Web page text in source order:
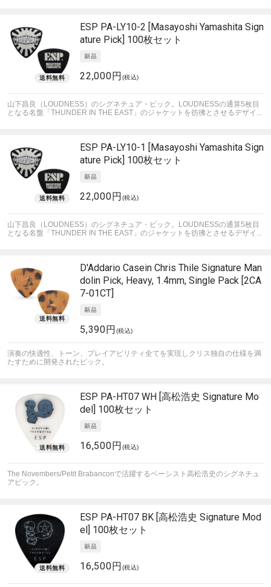
ESP PA-LY10-2 [Masayoshi Yamashita Sign
ature Pick] 100枚セット
22,000円 (税込)
山下昌良（LOUDNESS）のシグネチュア・ピック。LOUDNESSの通算5枚目
となる名盤「THUNDER IN THE EAST」のジャケットを彷彿とさせるデザイ...
ESP PA-LY10-1 [Masayoshi Yamashita Sign
ature Pick] 100枚セット
22,000円 (税込)
山下昌良（LOUDNESS）のシグネチュア・ピック。LOUDNESSの通算5枚目
となる名盤「THUNDER IN THE EAST」のジャケットを彷彿とさせるデザイ...
D'Addario Casein Chris Thile Signature Man
dolin Pick, Heavy, 1.4mm, Single Pack [2CA
7-01CT]
5,390円 (税込)
演奏の快適性、トーン、プレイアビリティ全てを実現しクリス独自の仕様を満
たすために開発されたピック。
ESP PA-HT07 WH [高松浩史 Signature Mo
del] 100枚セット
16,500円 (税込)
The Novembers/Petit Brabanconで活躍するベーシスト高松浩史のシグネチュ
アピック。
ESP PA-HT07 BK [高松浩史 Signature Mod
el] 100枚セット
16,500円 (税込)